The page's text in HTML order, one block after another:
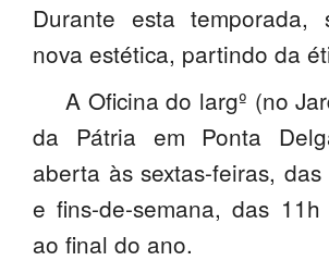
Durante esta temporada,
nova estética, partindo da
A Oficina do largº (no
da Pátria em Ponta
aberta às sextas-feiras,
e fins-de-semana, das
ao final do ano.